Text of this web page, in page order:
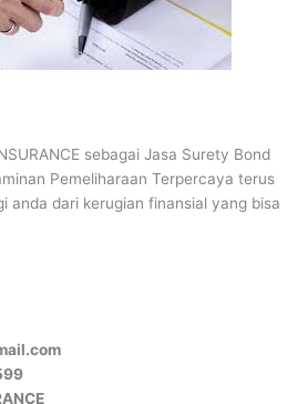
sebagai Jasa Surety Bond
Pemeliharaan Terpercaya terus
anda dari kerugian finansial yang bisa